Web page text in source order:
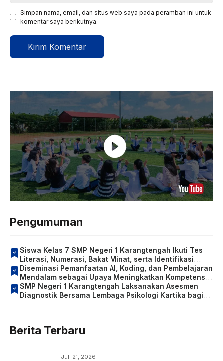
Simpan nama, email, dan situs web saya pada peramban ini untuk
komentar saya berikutnya.
Pengumuman
Siswa Kelas 7 SMP Negeri 1 Karangtengah Ikuti Tes
Literasi, Numerasi, Bakat Minat, serta Identifikasi
Kondisi Sosial Emosional dan Konsentrasi Belajar
Diseminasi Pemanfaatan AI, Koding, dan Pembelajaran
Mendalam sebagai Upaya Meningkatkan Kompetensi
Guru
SMP Negeri 1 Karangtengah Laksanakan Asesmen
Diagnostik Bersama Lembaga Psikologi Kartika bagi
Berita Terbaru
Juli 21, 2026